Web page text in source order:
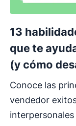
13
que te
(y cómo
Conoce las
vendedor